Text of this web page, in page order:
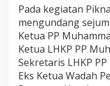
Pada kegiatan
mengundang
Ketua PP
Ketua LHKP PP
Sekretaris LHKP
Eks Ketua Wadah